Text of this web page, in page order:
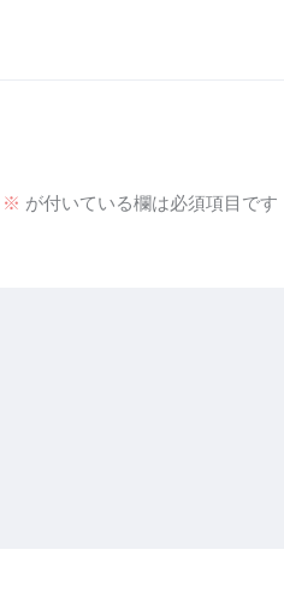
※ が付いている欄は必須項目です